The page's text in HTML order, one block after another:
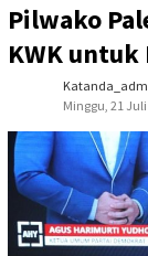
Pilwako
KWK untuk
Minggu, 21